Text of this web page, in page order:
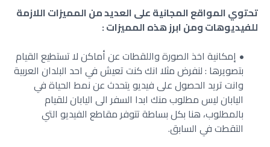
تحتوي المواقع المجانية على العديد من المميزات اللازمة
للفيديوهات ومن ابرز هذه المميزات :
إمكانية اخذ الصورة واللقطات عن أماكن لا تستطيع القيام
بتصويرها : لنفرض مثلا انك كنت تعيش في احد البلدان العربية
وانت تريد الحصول على فيديو يتحدث عن نمط الحياة في
اليابان ليس مطلوب منك ابدا السفر الى اليابان للقيام
بالمطلوب، هنا بكل بساطة تتوفر مقاطع الفيديو التي
التقطت في السابق.